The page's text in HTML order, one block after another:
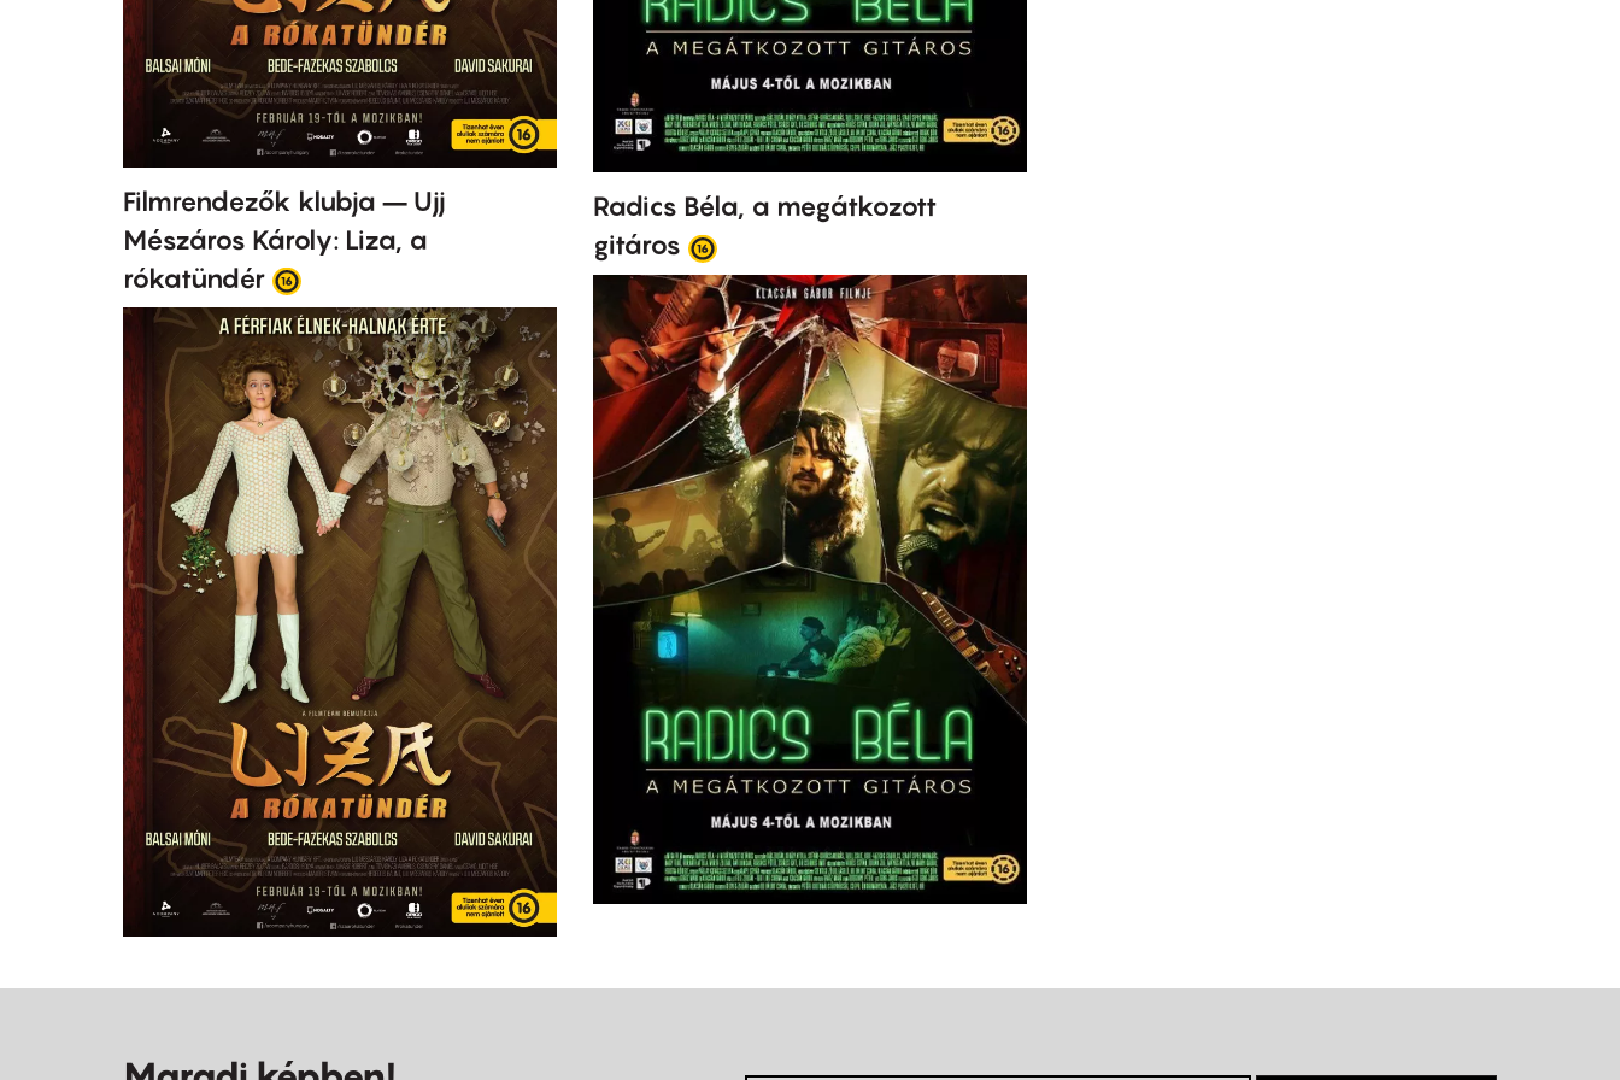
Filmrendezők klubja – Ujj
Mészáros Károly: Liza, a
rókatündér
Radics Béla, a megátkozott
gitáros